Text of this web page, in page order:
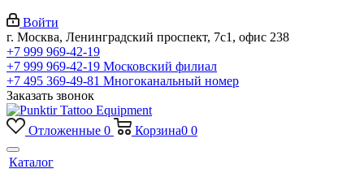
Войти
г. Москва, Ленинградский проспект, 7с1, офис 238
+7 999 969-42-19
+7 999 969-42-19 Московский филиал
+7 495 369-49-81 Многоканальный номер
Заказать звонок
Отложенные 0 Корзина0 0
Каталог